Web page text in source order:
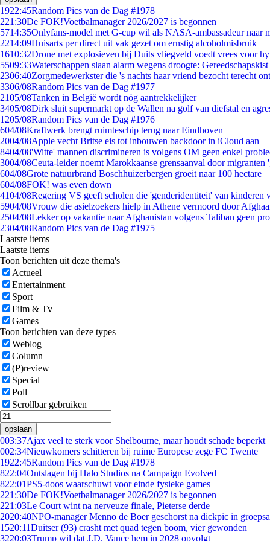
1922:45Random Pics van de Dag #1978
221:30De FOK!Voetbalmanager 2026/2027 is begonnen
5714:35Onlyfans-model met G-cup wil als NASA-ambassadeur naar
2214:09Huisarts per direct uit vak gezet om ernstig alcoholmisbruik
1610:32Drone met explosieven bij Duits vliegveld voedt vrees voor
5509:33Waterschappen slaan alarm wegens droogte:
2306:40Zorgmedewerkster die 's nachts haar vriend bezocht terecht
3306/08Random Pics van de Dag #1977
2105/08Tanken in België wordt nóg aantrekkelijker
3405/08Dirk sluit supermarkt op de Wallen na golf van diefstal en
1205/08Random Pics van de Dag #1976
604/08Kraftwerk brengt ruimteschip terug naar Eindhoven
2004/08Apple vecht Britse eis tot inbouwen backdoor in iCloud aan
8404/08'Witte' mannen discrimineren is volgens OM geen enkel
3004/08Ceuta-leider noemt Marokkaanse grensaanval door migranten
604/08Grote natuurbrand Boschhuizerbergen groeit naar 100 hectare
604/08FOK! was even down
4104/08Regering VS geeft scholen die 'genderidentiteit' van kinderen
5904/08Vrouw die asielzoekers hielp in Athene vermoord door
2504/08Lekker op vakantie naar Afghanistan volgens Taliban geen
2304/08Random Pics van de Dag #1975
Laatste items
Laatste items
Toon berichten uit deze thema's
Actueel
Entertainment
Sport
Film & Tv
Games
Toon berichten van deze types
Weblog
Column
(P)review
Special
Poll
Scrollbar gebruiken
opslaan
003:37Ajax veel te sterk voor Shelbourne, maar houdt schade beperkt
002:34Nieuwkomers schitteren bij ruime Europese zege FC Twente
1922:45Random Pics van de Dag #1978
822:04Ontslagen bij Halo Studios na Campaign Evolved
822:01PS5-doos waarschuwt voor einde fysieke games
221:30De FOK!Voetbalmanager 2026/2027 is begonnen
221:03Le Court wint na nerveuze finale, Pieterse derde
2020:40NPO-manager Menno de Boer geschorst na dickpic in
1520:11Duitser (93) crasht met quad tegen boom, vier gewonden
3220:03Trump wil dat J.D. Vance hem in 2028 opvolgt